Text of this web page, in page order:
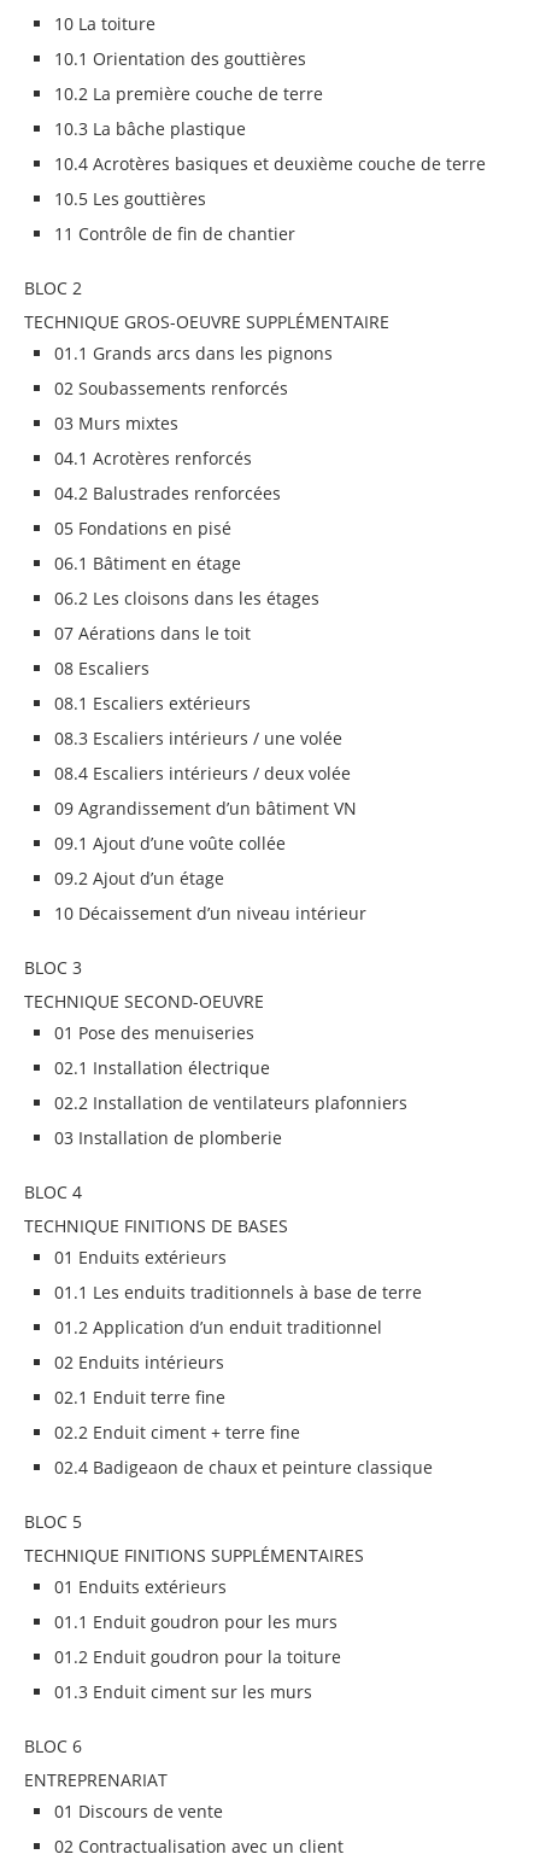
10 La toiture
10.1 Orientation des gouttières
10.2 La première couche de terre
10.3 La bâche plastique
10.4 Acrotères basiques et deuxième couche de terre
10.5 Les gouttières
11 Contrôle de fin de chantier
BLOC 2
TECHNIQUE GROS-OEUVRE SUPPLÉMENTAIRE
01.1 Grands arcs dans les pignons
02 Soubassements renforcés
03 Murs mixtes
04.1 Acrotères renforcés
04.2 Balustrades renforcées
05 Fondations en pisé
06.1 Bâtiment en étage
06.2 Les cloisons dans les étages
07 Aérations dans le toit
08 Escaliers
08.1 Escaliers extérieurs
08.3 Escaliers intérieurs / une volée
08.4 Escaliers intérieurs / deux volée
09 Agrandissement d’un bâtiment VN
09.1 Ajout d’une voûte collée
09.2 Ajout d’un étage
10 Décaissement d’un niveau intérieur
BLOC 3
TECHNIQUE SECOND-OEUVRE
01 Pose des menuiseries
02.1 Installation électrique
02.2 Installation de ventilateurs plafonniers
03 Installation de plomberie
BLOC 4
TECHNIQUE FINITIONS DE BASES
01 Enduits extérieurs
01.1 Les enduits traditionnels à base de terre
01.2 Application d’un enduit traditionnel
02 Enduits intérieurs
02.1 Enduit terre fine
02.2 Enduit ciment + terre fine
02.4 Badigeaon de chaux et peinture classique
BLOC 5
TECHNIQUE FINITIONS SUPPLÉMENTAIRES
01 Enduits extérieurs
01.1 Enduit goudron pour les murs
01.2 Enduit goudron pour la toiture
01.3 Enduit ciment sur les murs
BLOC 6
ENTREPRENARIAT
01 Discours de vente
02 Contractualisation avec un client